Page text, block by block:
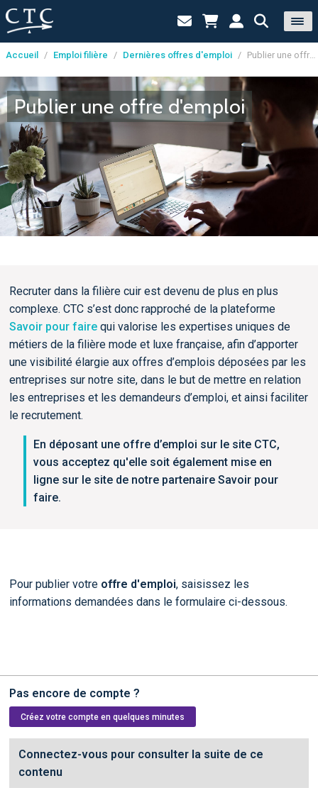
Panneau de gestion des cookies
Accueil / Emploi filière / Dernières offres d'emploi / Publier une offre d'emploi
Publier une offre d'emploi
Recruter dans la filière cuir est devenu de plus en plus
complexe. CTC s’est donc rapproché de la plateforme
Savoir pour fairequi valorise les expertises uniques de
métiers de la filière mode et luxe française, afin d’apporter
une visibilité élargie aux offres d’emplois déposées par les
entreprises sur notre site, dans le but de mettre en relation
les entreprises et les demandeurs d’emploi, et ainsi faciliter
le recrutement.
En déposant une offre d’emploi sur le site CTC,
vous acceptez qu'elle soit également mise en
ligne sur le site de notre partenaire Savoir pour
faire.
Pour publier votreoffre d'emploi, saisissez les
informations demandées dans le formulaire ci-dessous.
Pas encore de compte ?
Créez votre compte en quelques minutes
Connectez-vous pour consulter la suite de ce
contenu